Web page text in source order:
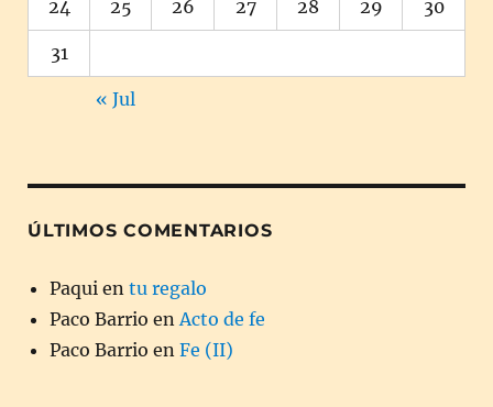
24 25 26 27 28 29 30
31
« Jul
ÚLTIMOS COMENTARIOS
Paqui en tu regalo
Paco Barrio en Acto de fe
Paco Barrio en Fe (II)